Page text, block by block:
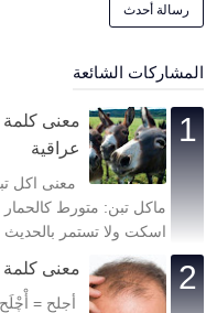
رسالة أحدث
المشاركات الشائعة
معنى كلمة
عراقية
معنى اكل
ماكل تبن: متورط كالحمار
اسكت ولا تستمر بالحديث
معنى كلمة
أجلح =